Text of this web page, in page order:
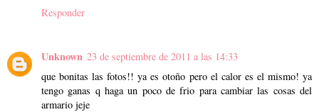
Responder
Unknown 23 de septiembre de 2011 a las 14:33
que bonitas las fotos!! ya es otoño pero el calor es el mismo! ya
tengo ganas q haga un poco de frio para cambiar las cosas del
armario jeje